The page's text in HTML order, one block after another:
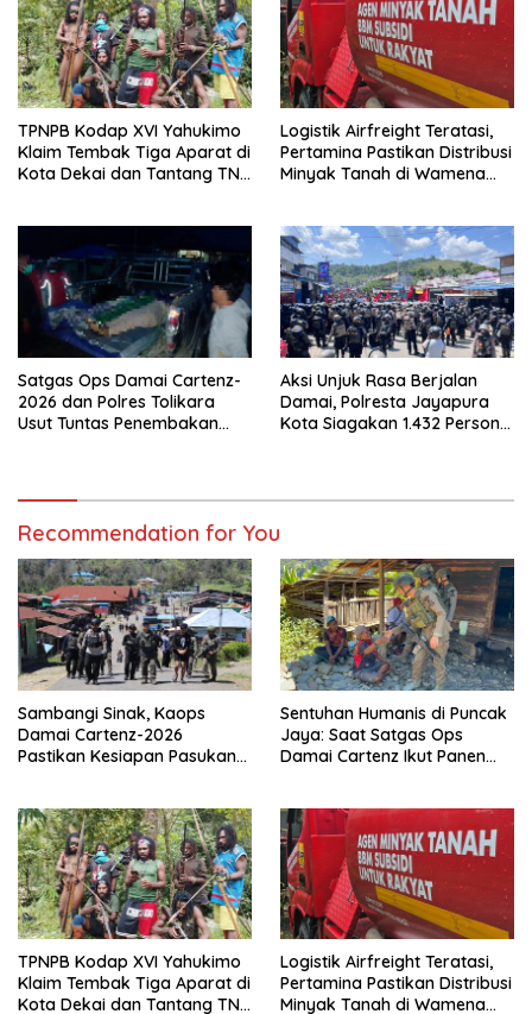
TPNPB Kodap XVI Yahukimo
Klaim Tembak Tiga Aparat di
Kota Dekai dan Tantang TNI-
Logistik Airfreight Teratasi,
Pertamina Pastikan Distribusi
Minyak Tanah di Wamena
Satgas Ops Damai Cartenz-
2026 dan Polres Tolikara
Usut Tuntas Penembakan
Aksi Unjuk Rasa Berjalan
Damai, Polresta Jayapura
Kota Siagakan 1.432 Personel
Recommendation for You
Sambangi Sinak, Kaops
Damai Cartenz-2026
Pastikan Kesiapan Pasukan
Sentuhan Humanis di Puncak
Jaya: Saat Satgas Ops
Damai Cartenz Ikut Panen
TPNPB Kodap XVI Yahukimo
Klaim Tembak Tiga Aparat di
Kota Dekai dan Tantang TNI-
Logistik Airfreight Teratasi,
Pertamina Pastikan Distribusi
Minyak Tanah di Wamena